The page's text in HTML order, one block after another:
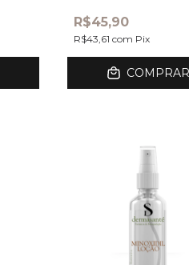
R$45,90
R$43,61com Pix
COMPRAR